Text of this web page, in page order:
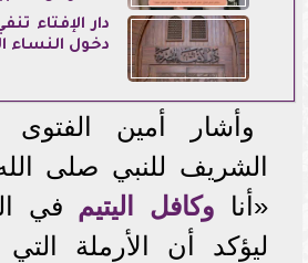
دار الإفتاء
دخول النساء
وأشار أمين
الشريف للنبي صلى
«أنا وكافل اليتيم في
ليؤكد أن الأرملة التي